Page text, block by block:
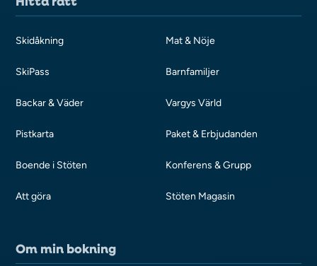
Skidåkning
SkiPass
Backar & Väder
Pistkarta
Boende i Stöten
Att göra
Mat & Nöje
Barnfamiljer
Vargys Värld
Paket & Erbjudanden
Konferens & Grupp
Stöten Magasin
Om min bokning